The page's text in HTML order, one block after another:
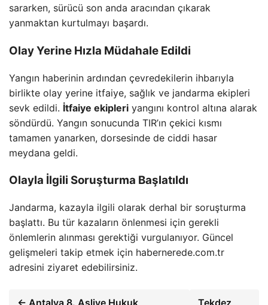
sararken, sürücü son anda aracından çıkarak
yanmaktan kurtulmayı başardı.
Olay Yerine Hızla Müdahale Edildi
Yangın haberinin ardından çevredekilerin ihbarıyla
birlikte olay yerine itfaiye, sağlık ve jandarma ekipleri
sevk edildi. İtfaiye ekipleri yangını kontrol altına alarak
söndürdü. Yangın sonucunda TIR’ın çekici kısmı
tamamen yanarken, dorsesinde de ciddi hasar
meydana geldi.
Olayla İlgili Soruşturma Başlatıldı
Jandarma, kazayla ilgili olarak derhal bir soruşturma
başlattı. Bu tür kazaların önlenmesi için gerekli
önlemlerin alınması gerektiği vurgulanıyor. Güncel
gelişmeleri takip etmek için habernerede.com.tr
adresini ziyaret edebilirsiniz.